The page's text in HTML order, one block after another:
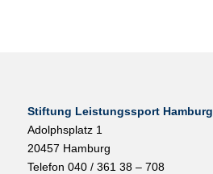
Stiftung Leistungssport Hamburg
Adolphsplatz 1
20457 Hamburg
Telefon 040 / 361 38 – 708